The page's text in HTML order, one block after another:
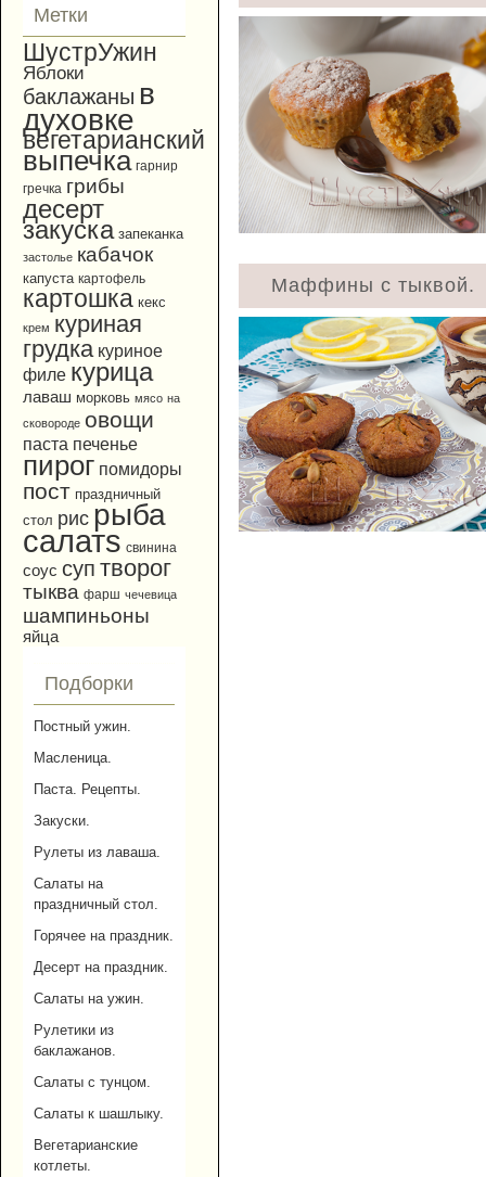
Метки
ШустрУжин
Яблоки
баклажаны в
духовке
вегетарианский
выпечка гарнир
гречка грибы
десерт
закуска запеканка
застолье кабачок
капуста картофель
картошка кекс
крем куриная
грудка куриное
филе курица
лаваш морковь мясо на
сковороде овощи
паста печенье
пирог помидоры
пост праздничный
стол рис рыба
салатs свинина
соус суп творог
тыква фарш чечевица
шампиньоны
яйца
Подборки
Постный ужин.
Масленица.
Паста. Рецепты.
Закуски.
Рулеты из лаваша.
Салаты на
праздничный стол.
Горячее на праздник.
Десерт на праздник.
Салаты на ужин.
Рулетики из
баклажанов.
Салаты с тунцом.
Салаты к шашлыку.
Вегетарианские
котлеты.
Маффины с тыквой.